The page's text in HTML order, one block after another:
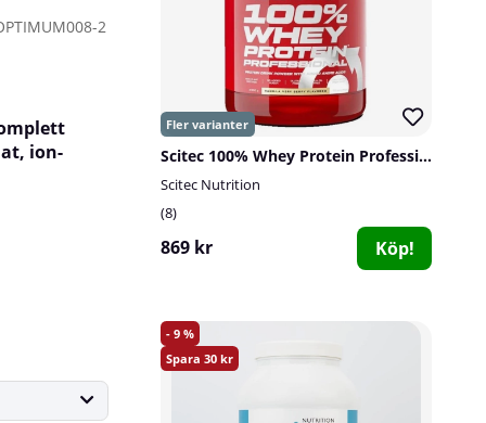
2
ion-
Scitec 100% Whey Protein Professional, 2350 g
Scitec Nutrition
8
869 kr Köp!
9
30